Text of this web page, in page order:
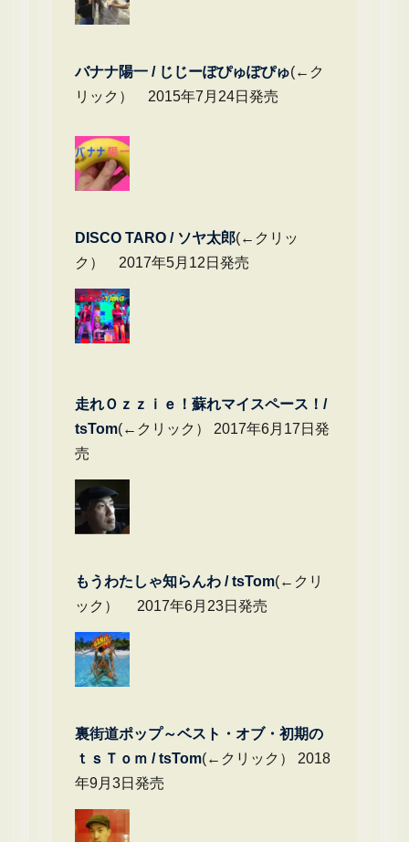
バナナ陽一 / じじーぽぴゅぽぴゅ(←ク
リック） 2015年7月24日発売
DISCO TARO / ソヤ太郎(←クリッ
ク） 2017年5月12日発売
走れＯｚｚｉｅ！蘇れマイスペース！/
tsTom(←クリック） 2017年6月17日発
売
もうわたしゃ知らんわ / tsTom(←クリ
ック） 2017年6月23日発売
裏街道ポップ～ベスト・オブ・初期の
ｔｓＴｏｍ / tsTom(←クリック） 2018
年9月3日発売